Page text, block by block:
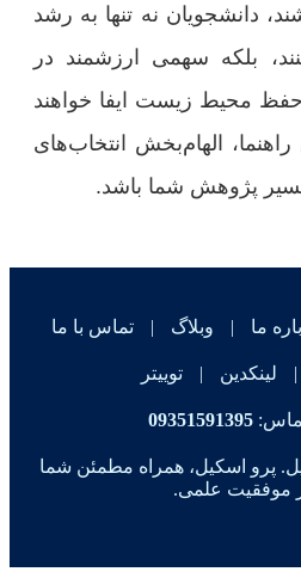
دانشجویان نه تنها به رشد
بلکه سهمی ارزشمند در
حفظ محیط زیست ایفا خواهند
الهام‌بخش انتخاب‌های
پژوهش شما باشد.
ما | وبلاگ | تماس با ما
| لینکدین | توییتر
09351591395
پرو اسکیل، همراه مطمئن شما
موفقیت علمی.